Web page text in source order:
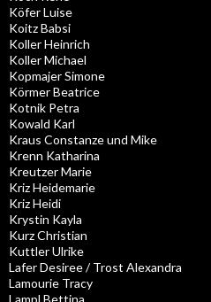
Köfer Luise
Koitz Babsi
Koller Heinrich
Koller Michael
Kopmajer Simone
Körmer Beatrice
Kotnik Petra
Kowald Karl
Kraus Constanze und Mike
Krenn Katharina
Kreutzer Marie
Kriz Heidemarie
Kriz Heidi
Krystin Kayla
Kurz Christian
Kuttler Ulrike
Lafer Desiree / Trost Alexandra
Lamourie Tracy